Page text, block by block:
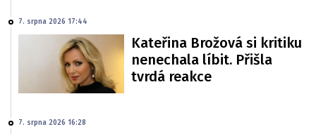
7. srpna 2026 17:44
Kateřina Brožová si kritiku
nenechala líbit. Přišla
tvrdá reakce
7. srpna 2026 16:28